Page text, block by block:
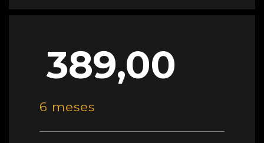
389,00
6 meses